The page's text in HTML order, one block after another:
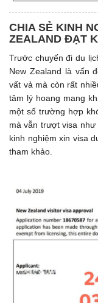
CHIA SẺ KINH
ZEALAND ĐẠT
Trước chuyến đi du
New Zealand là vấn
vất vả mà còn rất
tâm lý hoang mang
một số trường hợp
mà vẫn trượt visa
kinh nghiệm xin visa
tham khảo.